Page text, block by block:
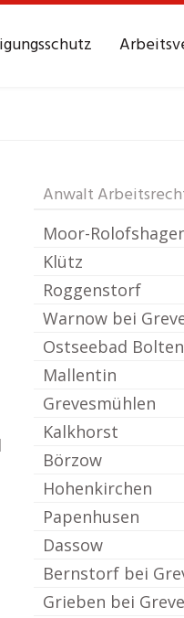
Anwalt
Moor-
Klütz
Roggenstorf
Warnow bei
Ostseebad
Mallentin
Grevesmühlen
Kalkhorst
Börzow
Hohenkirchen
Papenhusen
Dassow
Bernstorf bei
Grieben bei